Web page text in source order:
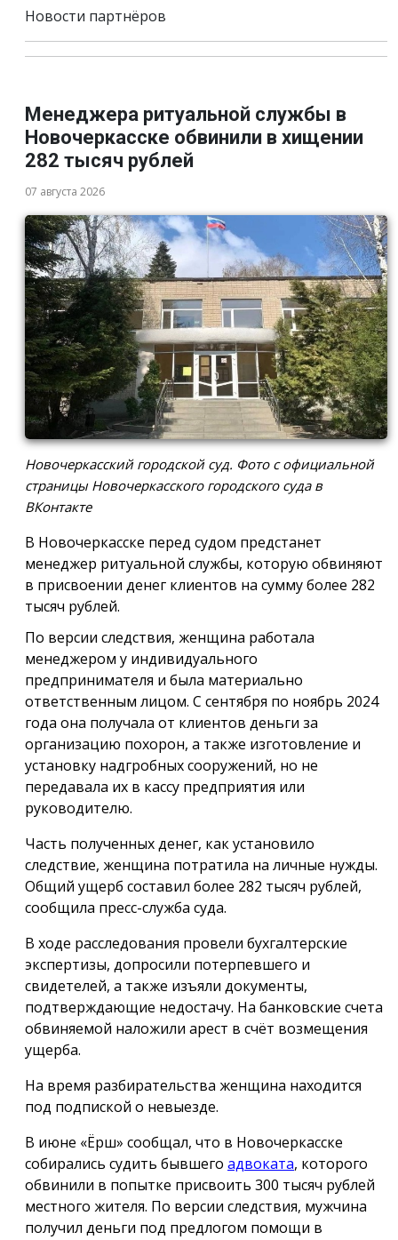
Новости партнёров
Менеджера ритуальной службы в
Новочеркасске обвинили в хищении
282 тысяч рублей
07 августа 2026
Новочеркасский городской суд. Фото с официальной
страницы Новочеркасского городского суда в
ВКонтакте
В Новочеркасске перед судом предстанет
менеджер ритуальной службы, которую обвиняют
в присвоении денег клиентов на сумму более 282
тысяч рублей.
По версии следствия, женщина работала
менеджером у индивидуального
предпринимателя и была материально
ответственным лицом. С сентября по ноябрь 2024
года она получала от клиентов деньги за
организацию похорон, а также изготовление и
установку надгробных сооружений, но не
передавала их в кассу предприятия или
руководителю.
Часть полученных денег, как установило
следствие, женщина потратила на личные нужды.
Общий ущерб составил более 282 тысяч рублей,
сообщила пресс-служба суда.
В ходе расследования провели бухгалтерские
экспертизы, допросили потерпевшего и
свидетелей, а также изъяли документы,
подтверждающие недостачу. На банковские счета
обвиняемой наложили арест в счёт возмещения
ущерба.
На время разбирательства женщина находится
под подпиской о невыезде.
В июне «Ёрш» сообщал, что в Новочеркасске
собирались судить бывшего адвоката, которого
обвинили в попытке присвоить 300 тысяч рублей
местного жителя. По версии следствия, мужчина
получил деньги под предлогом помощи в